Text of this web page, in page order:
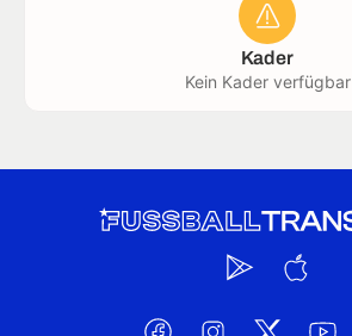
Kader
Kein Kader verfügbar